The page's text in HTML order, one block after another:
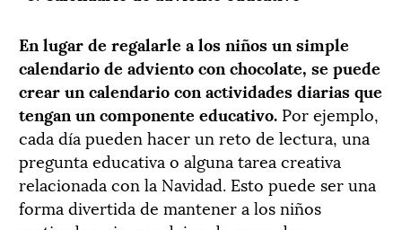
En lugar de regalarle a los niños un simple
calendario de adviento con chocolate, se puede
crear un calendario con actividades diarias que
tengan un componente educativo. Por ejemplo,
cada día pueden hacer un reto de lectura, una
pregunta educativa o alguna tarea creativa
relacionada con la Navidad. Esto puede ser una
forma divertida de mantener a los niños